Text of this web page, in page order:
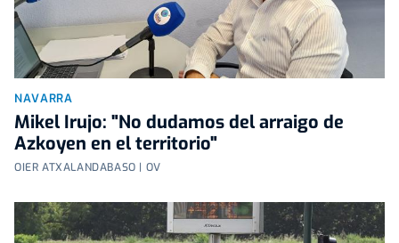
NAVARRA
Mikel Irujo: "No dudamos del arraigo de
Azkoyen en el territorio"
OIER ATXALANDABASO | OV